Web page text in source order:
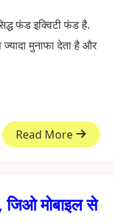
फंड इक्विटी फंड है.
मुनाफा देता है और
Read More
मोबाइल से